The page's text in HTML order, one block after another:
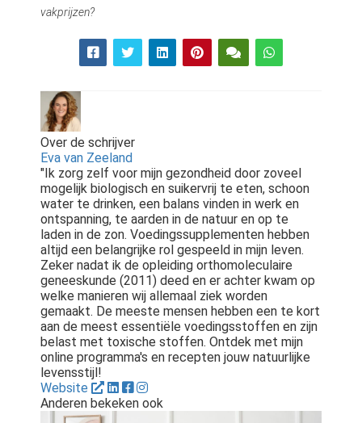
vakprijzen?
Over de schrijver
Eva van Zeeland
"Ik zorg zelf voor mijn gezondheid door zoveel
mogelijk biologisch en suikervrij te eten, schoon
water te drinken, een balans vinden in werk en
ontspanning, te aarden in de natuur en op te
laden in de zon. Voedingssupplementen hebben
altijd een belangrijke rol gespeeld in mijn leven.
Zeker nadat ik de opleiding orthomoleculaire
geneeskunde (2011) deed en er achter kwam op
welke manieren wij allemaal ziek worden
gemaakt. De meeste mensen hebben een te kort
aan de meest essentiële voedingsstoffen en zijn
belast met toxische stoffen. Ontdek met mijn
online programma's en recepten jouw natuurlijke
levensstijl!
Website
Anderen bekeken ook